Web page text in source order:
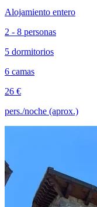
Alojamiento entero
2 - 8 personas
5 dormitorios
6 camas
26 €
pers./noche (aprox.)